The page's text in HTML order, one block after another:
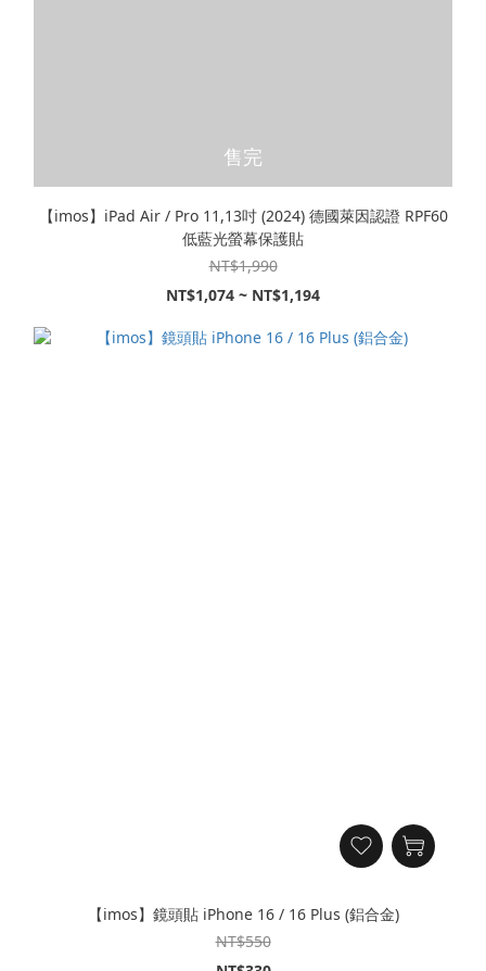
售完
【imos】iPad Air / Pro 11,13吋 (2024) 德國萊因認證 RPF60
低藍光螢幕保護貼
NT$1,990
NT$1,074 ~ NT$1,194
【imos】鏡頭貼 iPhone 16 / 16 Plus (鋁合金)
NT$550